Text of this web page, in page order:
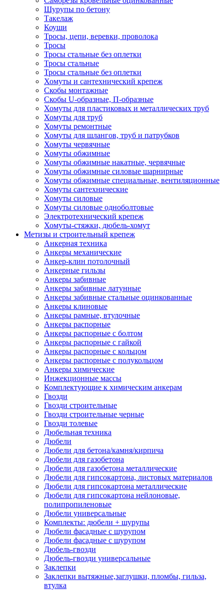
Шурупы по бетону
Такелаж
Коуши
Тросы, цепи, веревки, проволока
Тросы
Тросы стальные без оплетки
Тросы стальные
Тросы стальные без оплетки
Хомуты и сантехнический крепеж
Скобы монтажные
Скобы U-образные, П-образные
Хомуты для пластиковых и металлических труб
Хомуты для труб
Хомуты ремонтные
Хомуты для шлангов, труб и патрубков
Хомуты червячные
Хомуты обжимные
Хомуты обжимные накатные, червячные
Хомуты обжимные силовые шарнирные
Хомуты обжимные специальные, вентиляционные
Хомуты сантехнические
Хомуты силовые
Хомуты силовые одноболтовые
Электротехнический крепеж
Хомуты-стяжки, дюбель-хомут
Метизы и строительный крепеж
Анкерная техника
Анкеры механические
Анкер-клин потолочный
Анкерные гильзы
Анкеры забивные
Анкеры забивные латунные
Анкеры забивные стальные оцинкованные
Анкеры клиновые
Анкеры рамные, втулочные
Анкеры распорные
Анкеры распорные с болтом
Анкеры распорные с гайкой
Анкеры распорные с кольцом
Анкеры распорные с полукольцом
Анкеры химические
Инжекционные массы
Комплектующие к химическим анкерам
Гвозди
Гвозди строительные
Гвозди строительные черные
Гвозди толевые
Дюбельная техника
Дюбели
Дюбели для бетона/камня/кирпича
Дюбели для газобетона
Дюбели для газобетона металлические
Дюбели для гипсокартона, листовых материалов
Дюбели для гипсокартона металлические
Дюбели для гипсокартона нейлоновые,
полипропиленовые
Дюбели универсальные
Комплекты: дюбели + шурупы
Дюбели фасадные с шурупом
Дюбели фасадные с шурупом
Дюбель-гвозди
Дюбель-гвозди универсальные
Заклепки
Заклепки вытяжные,заглушки, пломбы, гильза,
втулка